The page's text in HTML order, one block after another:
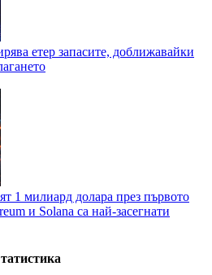
етер запасите, доближавайки
1 милиард долара през първото
и Solana са най-засегнати